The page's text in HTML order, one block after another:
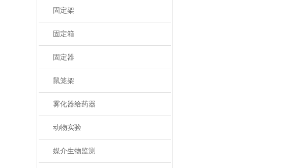
固定架
固定箱
固定器
鼠笼架
雾化器给药器
动物实验
媒介生物监测